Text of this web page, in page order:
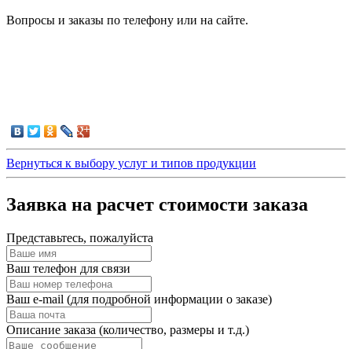
Вопросы и заказы по телефону или на сайте.
Вернуться к выбору услуг и типов продукции
Заявка на расчет стоимости заказа
Представьтесь, пожалуйста
Ваш телефон для связи
Ваш e-mail (для подробной информации о заказе)
Описание заказа (количество, размеры и т.д.)